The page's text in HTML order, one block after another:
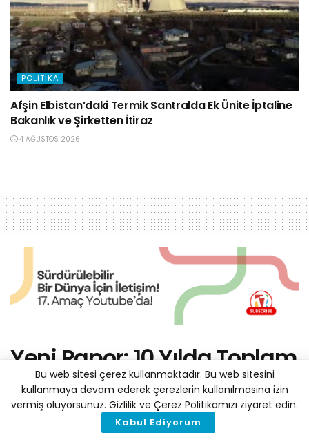
POLITIKA
Afşin Elbistan’daki Termik Santralda Ek Ünite İptaline
Bakanlık ve Şirketten İtiraz
4 AĞUSTOS 2026
Yeni Rapor: 10 Yılda Toplam
100 Milyar Dolarlık Yatırım
ile Türkiye Net Sıfır
Emisyona Ulaşabilir
Bu web sitesi çerez kullanmaktadır. Bu web sitesini
kullanmaya devam ederek çerezlerin kullanılmasına izin
vermiş oluyorsunuz. Gizlilik ve Çerez Politikamızı ziyaret edin.
Kabul Ediyorum